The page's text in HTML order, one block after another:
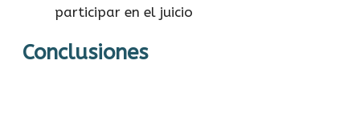
participar en el juicio
Conclusiones